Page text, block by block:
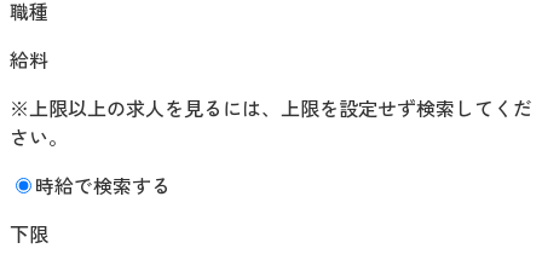
職種
給料
※上限以上の求人を見るには、上限を設定せず検索してくだ
さい。
時給で検索する
下限